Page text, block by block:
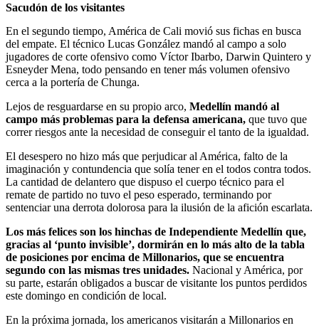
Sacudón de los visitantes
En el segundo tiempo, América de Cali movió sus fichas en busca
del empate. El técnico Lucas González mandó al campo a solo
jugadores de corte ofensivo como Víctor Ibarbo, Darwin Quintero y
Esneyder Mena, todo pensando en tener más volumen ofensivo
cerca a la portería de Chunga.
Lejos de resguardarse en su propio arco, Medellín mandó al
campo más problemas para la defensa americana, que tuvo que
correr riesgos ante la necesidad de conseguir el tanto de la igualdad.
El desespero no hizo más que perjudicar al América, falto de la
imaginación y contundencia que solía tener en el todos contra todos.
La cantidad de delantero que dispuso el cuerpo técnico para el
remate de partido no tuvo el peso esperado, terminando por
sentenciar una derrota dolorosa para la ilusión de la afición escarlata.
Los más felices son los hinchas de Independiente Medellín que,
gracias al ‘punto invisible’, dormirán en lo más alto de la tabla
de posiciones por encima de Millonarios, que se encuentra
segundo con las mismas tres unidades. Nacional y América, por
su parte, estarán obligados a buscar de visitante los puntos perdidos
este domingo en condición de local.
En la próxima jornada, los americanos visitarán a Millonarios en